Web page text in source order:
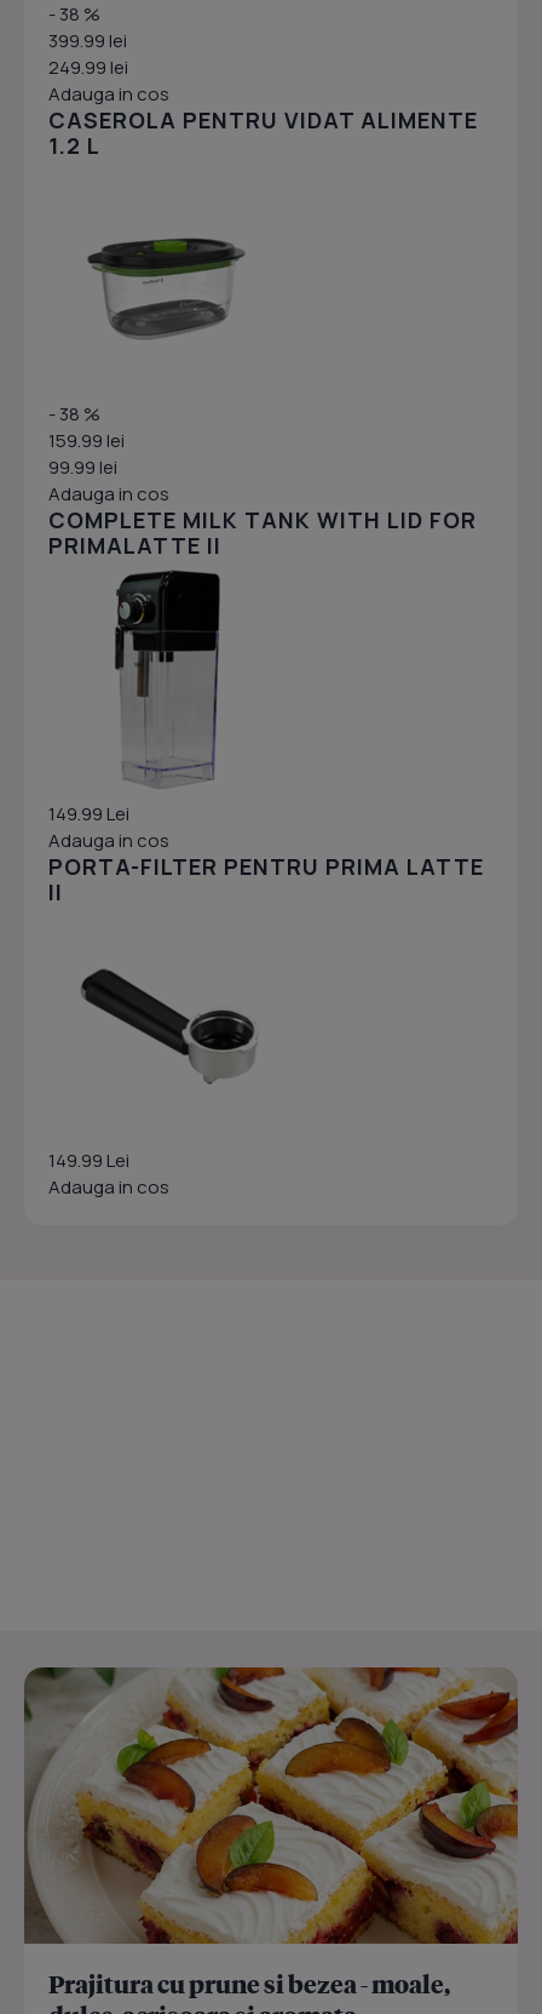
- 38 %
399.99 lei
249.99 lei
Adauga in cos
CASEROLA PENTRU VIDAT ALIMENTE
1.2 L
- 38 %
159.99 lei
99.99 lei
Adauga in cos
COMPLETE MILK TANK WITH LID FOR
PRIMALATTE II
149.99 Lei
Adauga in cos
PORTA-FILTER PENTRU PRIMA LATTE
II
149.99 Lei
Adauga in cos
Prajitura cu prune si bezea - moale,